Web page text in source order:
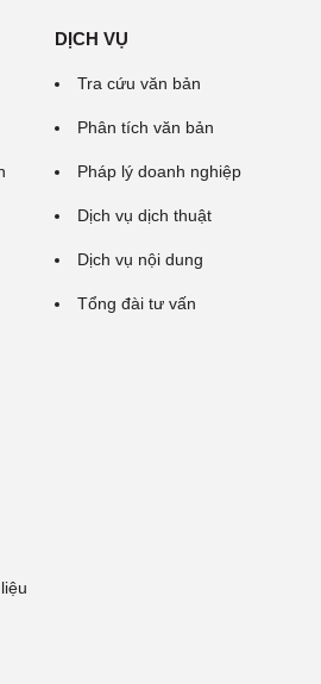
DỊCH VỤ
Tra cứu văn bản
Phân tích văn bản
Pháp lý doanh nghiệp
Dịch vụ dịch thuật
Dịch vụ nội dung
Tổng đài tư vấn